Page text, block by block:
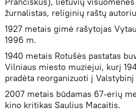
žurnalistas, religinių raštų
1927 metais gimė rašytojas
1996 m.
1940 metais Rotušės pastatas
Vilniaus miesto muziejui, kurį
pradėta reorganizuoti į
2007 metais būdamas 67-erių
kino kritikas Saulius Macaitis.